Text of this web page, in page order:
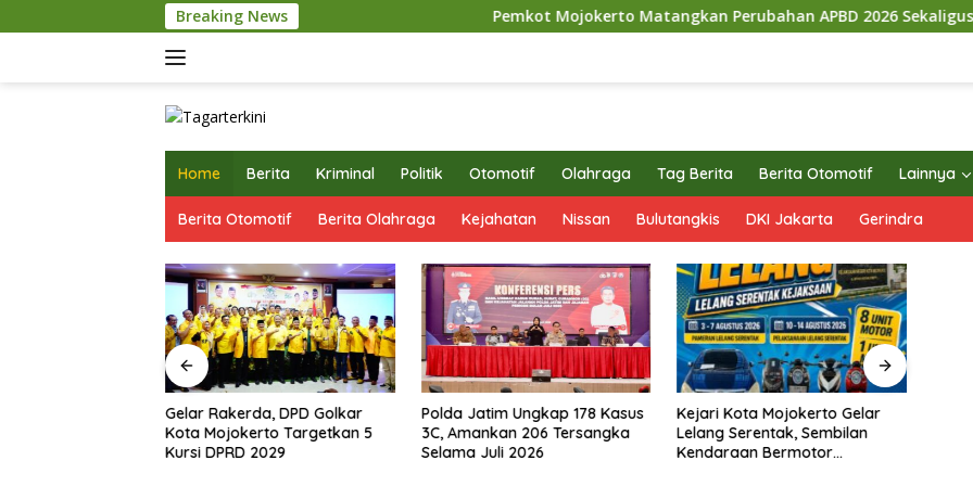
ke
Breaking News Pemkot Mojokerto Matangkan Perubahan APBD 2026 Sekaligus Siapkan
Home Berita Kriminal Politik Otomotif Olahraga Tag Berita Berita Otomotif Lainnya
Berita Otomotif Berita Olahraga Kejahatan Nissan Bulutangkis DKI Jakarta Gerindra
Gelar Rakerda, DPD Golkar
Kota Mojokerto Targetkan 5
Kursi DPRD 2029
Polda Jatim Ungkap 178 Kasus
3C, Amankan 206 Tersangka
Selama Juli 2026
Kejari Kota Mojokerto Gelar
Lelang Serentak, Sembilan
Kendaraan Bermotor